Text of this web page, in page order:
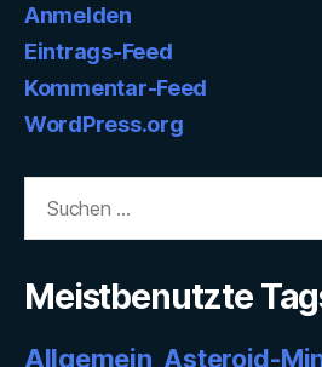
Anmelden
Eintrags-Feed
Kommentar-Feed
WordPress.org
nach:
Meistbenutzte
Allgemein Asteroid-